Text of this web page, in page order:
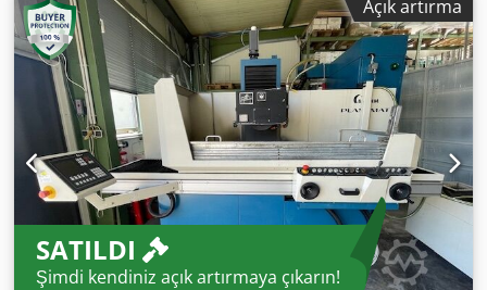
Dahili soğutma: evet. Genişlik: 4.500 mm Derinlik: 2.000
mm Yükseklik: 2.200 mm Ağırlık: 4.500 kg Dkjdpfxogq I Nms
Aqgjr
Açık artırma
SATILDI
Şimdi kendiniz açık artırmaya çıkarın!